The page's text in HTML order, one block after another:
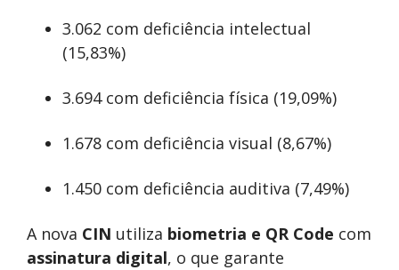
3.062 com deficiência intelectual
(15,83%)
3.694 com deficiência física (19,09%)
1.678 com deficiência visual (8,67%)
1.450 com deficiência auditiva (7,49%)
A nova CIN utiliza biometria e QR Code com
assinatura digital, o que garante